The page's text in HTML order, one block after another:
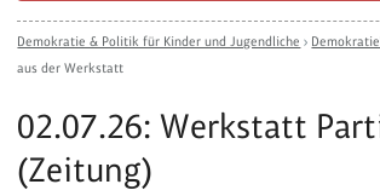
Demokratie & Politik für Kinder und Jugendliche ›
aus der Werkstatt
02.07.26: Werkstatt
(Zeitung)